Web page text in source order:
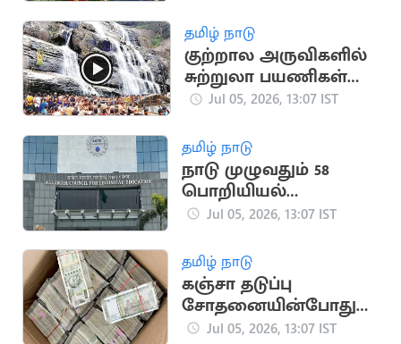
தமிழ் நாடு
குற்றால அருவிகளில்
சுற்றுலா பயணிகள்
குளிக்க மீண்டும்
Jul 05, 2026, 13:07 IST
தமிழ் நாடு
நாடு முழுவதும் 58
பொறியியல்
கல்லூரிகள் மூடல்:
Jul 05, 2026, 13:07 IST
தமிழ் நாடு
கஞ்சா தடுப்பு
சோதனையின்போது
கட்டுக்கட்டாக சிக்கிய
Jul 05, 2026, 13:07 IST